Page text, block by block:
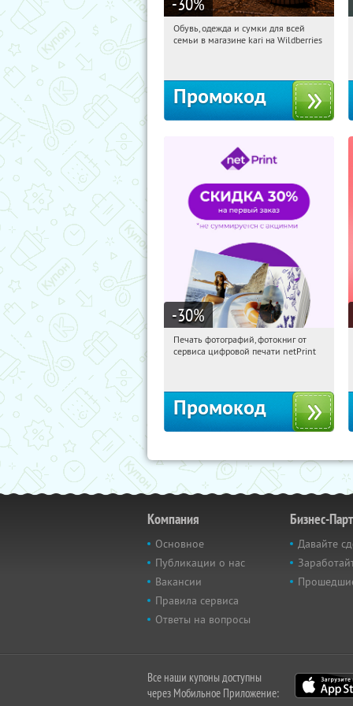
06:24:52 Получили:
Обувь, одежда и сумки для всей
семьи в магазине kari на Wildberries
Промокод
-30%
06:24:52 Получили:
Печать фотографий, фотокниг от
сервиса цифровой печати netPrint
Промокод
Компания
Основное
Публикации о нас
Вакансии
Правила сервиса
Ответы на вопросы
Бизнес-
Давайте
Все наши купоны доступны
через Мобильное Приложение: